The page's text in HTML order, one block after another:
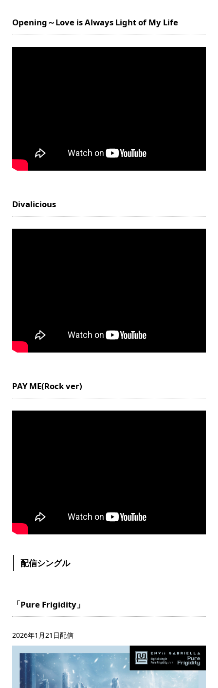
Opening～Love is Always Light of My Life
Divalicious
PAY ME(Rock ver)
配信シングル
「Pure Frigidity」
2026年1月21日配信